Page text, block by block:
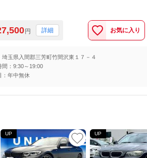
円 詳細 お気に入り
埼玉県入間郡三芳町竹間沢東１７－４
間：9:30～19:00
：年中無休
UP UP